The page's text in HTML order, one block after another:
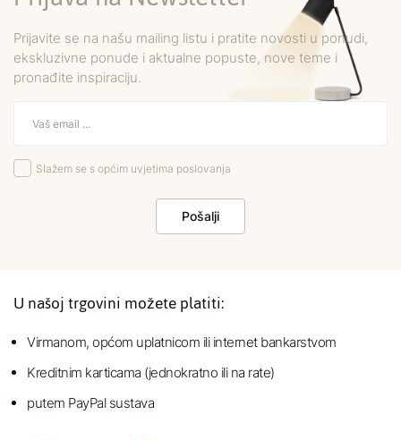
Prijavite se na našu mailing listu i pratite novosti u ponudi,
ekskluzivne ponude i aktualne popuste, nove teme i
pronađite inspiraciju.
Slažem se s općim uvjetima poslovanja
Pošalji
U našoj trgovini možete platiti:
Virmanom, općom uplatnicom ili internet bankarstvom
Kreditnim karticama (jednokratno ili na rate)
putem PayPal sustava